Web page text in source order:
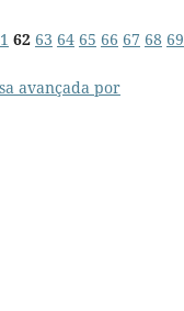
62 63 64 65 66 67 68 69
avançada por